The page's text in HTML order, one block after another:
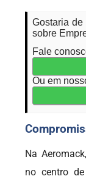
Gostaria
sobre
Fale
Ou em
Na
no centro